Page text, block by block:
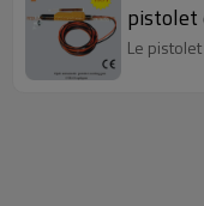
pistolet
Le